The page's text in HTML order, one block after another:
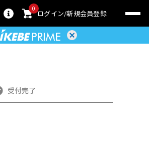
0
ログイン 新規会員登録
受付完了